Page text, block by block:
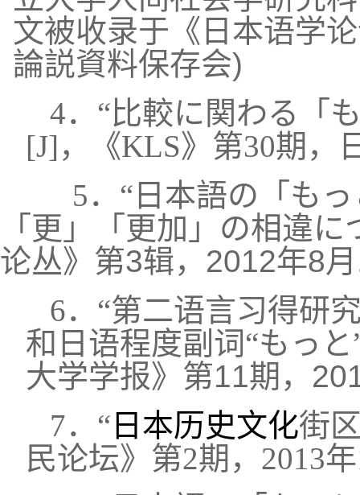
文被收录于《日本语学
論説資料保存会)
4． “比較に関わる「
[J]，《KLS》第30期，
5．“日本語の「も
「更」「更加」の相違に
论丛》第3辑，2012年8
6．“第二语言习得研
和日语程度副词“もっと
大学学报》第11期，
7． “ 日本历史文化街
民论坛》第2期，2013